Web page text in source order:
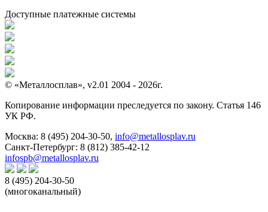
Доступные платежные системы
© «Металлосплав», v2.01 2004 - 2026г.
Копирование информации преследуется по закону. Статья 146
УК РФ.
Москва: 8 (495) 204-30-50, info@metallosplav.ru
Санкт-Петербург: 8 (812) 385-42-12
infospb@metallosplav.ru
8 (495) 204-30-50
(многоканальный)